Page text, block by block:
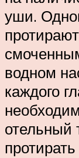
уши.
водном
каждого
отельный